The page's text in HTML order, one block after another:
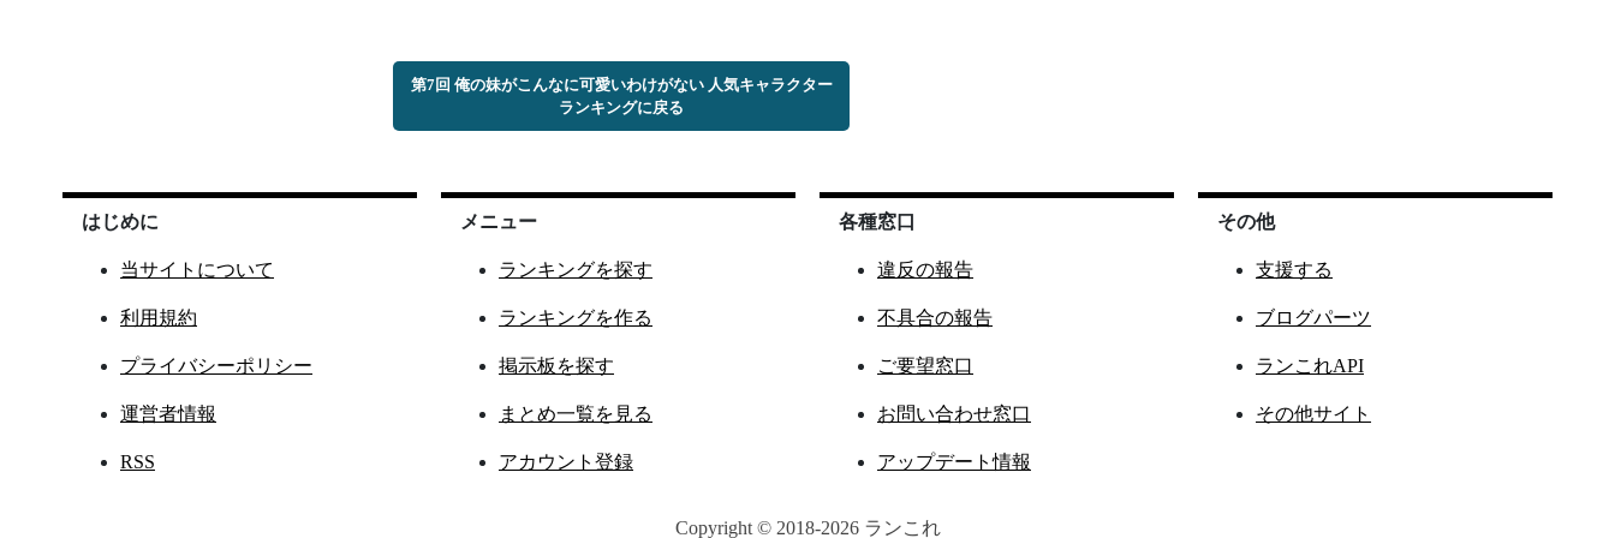
第7回 俺の妹がこんなに可愛いわけがない 人気キャラクター
ランキングに戻る
はじめに
当サイトについて
利用規約
プライバシーポリシー
運営者情報
RSS
メニュー
ランキングを探す
ランキングを作る
掲示板を探す
まとめ一覧を見る
アカウント登録
各種窓口
違反の報告
不具合の報告
ご要望窓口
お問い合わせ窓口
アップデート情報
その他
支援する
ブログパーツ
ランこれAPI
その他サイト
Copyright © 2018-2026 ランこれ